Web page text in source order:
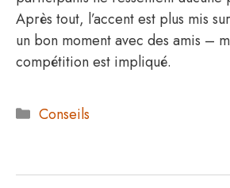
Après tout, l’accent est plus mis
un bon moment avec des amis –
compétition est impliqué.
Catégories
Conseils